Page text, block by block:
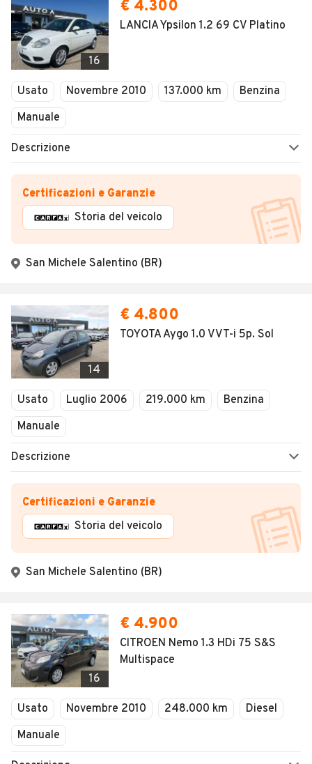
16
€ 4.300
LANCIA Ypsilon 1.2 69 CV Platino
Usato Novembre 2010 137.000 km
Benzina
Manuale
Descrizione
Certificazioni e Garanzie
Storia del veicolo
San Michele Salentino (BR)
14
€ 4.800
TOYOTA Aygo 1.0 VVT-i 5p. Sol
Usato Luglio 2006 219.000 km
Benzina
Manuale
Descrizione
Certificazioni e Garanzie
Storia del veicolo
San Michele Salentino (BR)
16
€ 4.900
CITROEN Nemo 1.3 HDi 75 S&S
Multispace
Usato Novembre 2010 248.000 km
Diesel
Manuale